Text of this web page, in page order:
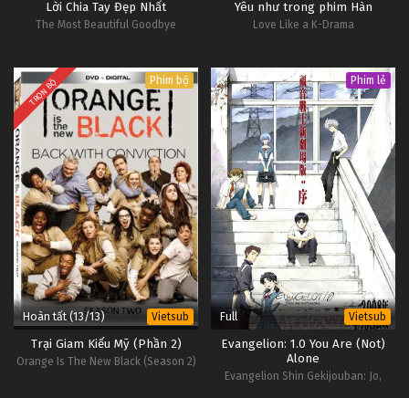
Lời Chia Tay Đẹp Nhất
The Most Beautiful Goodbye
Yêu như trong phim Hàn
Love Like a K-Drama
TRỌN BỘ Phim bộ
Hoàn tất (13/13) Vietsub
Trại Giam Kiểu Mỹ (Phần 2)
Orange Is The New Black (Season 2)
Phim lẻ
Full Vietsub
Evangelion: 1.0 You Are (Not)
Alone
Evangelion Shin Gekijouban: Jo,